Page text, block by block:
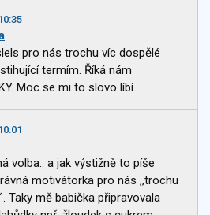
pro nás trochu víc dospělé
termím. Říká nám
Moc se mi to slovo líbí.
volba.. a jak výstižně to píše
motivátorka pro nás ,,trochu
Taky mě babička připravovala